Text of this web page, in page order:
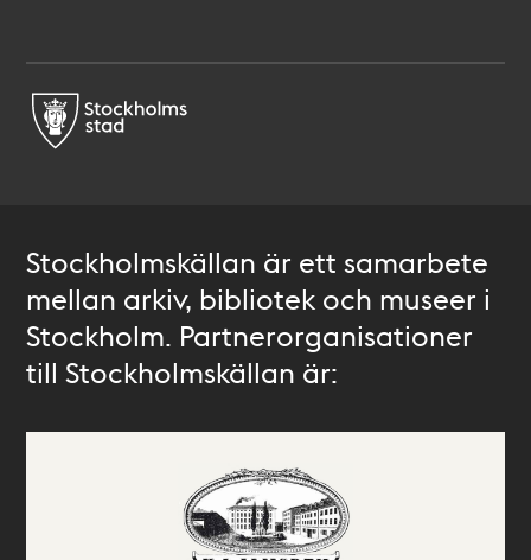
Stockholmskällan är ett samarbete
mellan arkiv, bibliotek och museer i
Stockholm. Partnerorganisationer
till Stockholmskällan är: